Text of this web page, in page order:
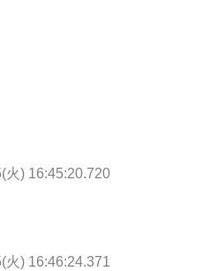
火) 16:45:20.720
火) 16:46:24.371